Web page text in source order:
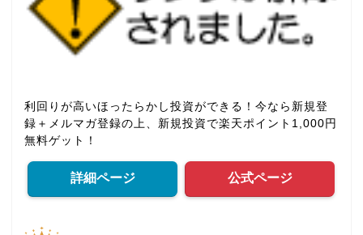
利回りが高いほったらかし投資ができる！今なら新規登
録＋メルマガ登録の上、新規投資で楽天ポイント1,000円
無料ゲット！
詳細ページ 公式ページ